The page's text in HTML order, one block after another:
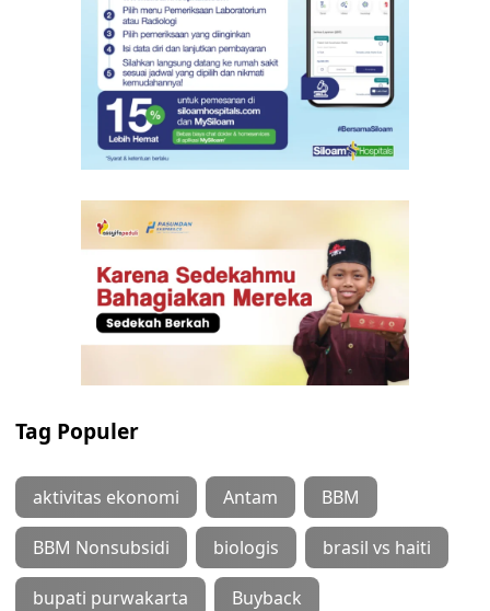
Tag Populer
aktivitas ekonomi Antam BBM
BBM Nonsubsidi biologis brasil vs haiti
bupati purwakarta Buyback